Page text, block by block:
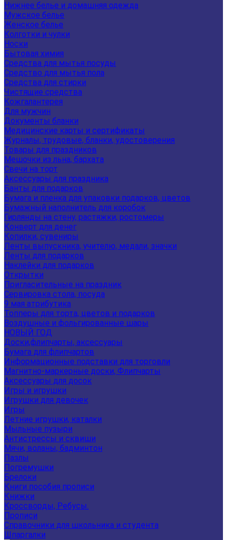
Нижнее белье и домашняя одежда
Мужское белье
Женское белье
Колготки и чулки
Носки
Бытовая химия
Средства для мытья посуды
Средство для мытья пола
Средства для стирки
Чистящие средства
Кожгалантерея
Для мужчин
Документы бланки
Медицинские карты и сертификаты
Журналы, трудовые, бланки, удостоверения
Товары для праздников
Мешочки из льна, бархата
Свечи на торт
Аксессуары для праздника
Банты для подарков
Бумага и пленка для упаковки подарков, цветов
Бумажный наполнитель для коробок
Гирлянды на стену, растяжки, ростомеры
Конверт для денег
Копилки, сувениры
Ленты выпускника, учителю, медали, значки
Ленты для подарков
Наклейки для подарков
Открытки
Пригласительные на праздник
Сервировка стола, посуда
9 мая атрибутика
Топперы для торта, цветов и подарков
Воздушные и фольгированные шары
НОВЫЙ ГОД
Доски,флипчарты, аксессуары
Бумага для флипчартов
Информационные подставки для торговли
Магнитно-маркерные доски, Флипчарты
Аксессуары для досок
Игры и игрушки
Игрушки для девочек
Игры
Летние игрушки, каталки
Мыльные пузыри
Антистрессы и сквиши
Мячи, воланы, бадминтон
Пазлы
Погремушки
Брелоки
Книги пособия прописи
Книжки
Кроссворды, Ребусы.
Прописи
Справочники для школьника и студента
Шпаргалки